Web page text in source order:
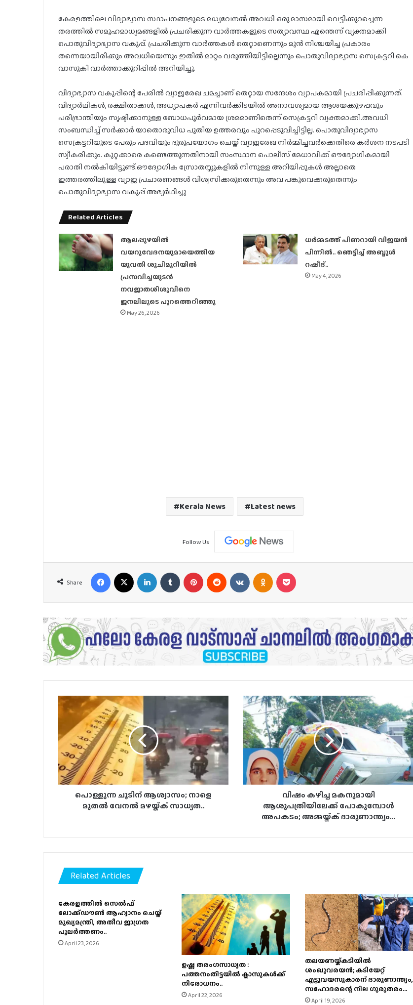
കേരളത്തിലെ വിദ്യാഭ്യാസ സ്ഥാപനങ്ങളുടെ മധ്യവേനല്‍ അവധി ഒരു മാസമായി വെട്ടിക്കുറച്ചെന്ന
തരത്തില്‍ സമൂഹമാധ്യമങ്ങളില്‍ പ്രചരിക്കുന്ന വാര്‍ത്തകളുടെ സത്യാവസ്ഥ എന്തെന്ന് വ്യക്തമാക്കി
പൊതുവിദ്യാഭ്യാസ വകുപ്പ്. പ്രചരിക്കുന്ന വാർത്തകൾ തെറ്റാണെന്നും മുന്‍ നിശ്ചയിച്ച പ്രകാരം
തന്നെയായിരിക്കും അവധിയെന്നും ഇതില്‍ മാറ്റം വരുത്തിയിട്ടില്ലെന്നും പൊതുവിദ്യാഭ്യാസ സെക്രട്ടറി കെ
വാസുകി വാര്‍ത്താക്കുറിപ്പില്‍ അറിയിച്ചു.
വിദ്യാഭ്യാസ വകുപ്പിന്റെ പേരില്‍ വ്യാജരേഖ ചമച്ചാണ് തെറ്റായ സന്ദേശം വ്യാപകമായി പ്രചരിപ്പിക്കുന്നത്.
വിദ്യാര്‍ഥികള്‍, രക്ഷിതാക്കള്‍, അധ്യാപകര്‍ എന്നിവര്‍ക്കിടയില്‍ അനാവശ്യമായ ആശയക്കുഴപ്പവും
പരിഭ്രാന്തിയും സൃഷ്ടിക്കാനുള്ള ബോധപൂര്‍വമായ ശ്രമമാണിതെന്ന് സെക്രട്ടറി വ്യക്തമാക്കി.അവധി
സംബന്ധിച്ച് സര്‍ക്കാര്‍ യാതൊരുവിധ പുതിയ ഉത്തരവും പുറപ്പെടുവിച്ചിട്ടില്ല. പൊതുവിദ്യാഭ്യാസ
സെക്രട്ടറിയുടെ പേരും പദവിയും ദുരുപയോഗം ചെയ്ത് വ്യാജരേഖ നിര്‍മ്മിച്ചവര്‍ക്കെതിരെ കര്‍ശന നടപടി
സ്വീകരിക്കും. കുറ്റക്കാരെ കണ്ടെത്തുന്നതിനായി സംസ്ഥാന പൊലീസ് മേധാവിക്ക് ഔദ്യോഗികമായി
പരാതി നല്‍കിയിട്ടുണ്ട്.ഔദ്യോഗിക സ്രോതസ്സുകളില്‍ നിന്നുള്ള അറിയിപ്പുകള്‍ അല്ലാതെ
ഇത്തരത്തിലുള്ള വ്യാജ പ്രചാരണങ്ങള്‍ വിശ്വസിക്കരുതെന്നും അവ പങ്കുവെക്കരുതെന്നും
പൊതുവിദ്യാഭ്യാസ വകുപ്പ് അഭ്യര്‍ഥിച്ചു
Related Articles
ആലപ്പുഴയിൽ
വയറുവേദനയുമായെത്തിയ
യുവതി ശുചിമുറിയിൽ
പ്രസവിച്ചയുടൻ
നവജാതശിശുവിനെ
ജനലിലൂടെ പുറത്തെറിഞ്ഞു
May 26, 2026
ധര്‍മ്മടത്ത് പിണറായി വിജയന്‍
പിന്നില്‍.. ഞെട്ടിച്ച് അബ്ദുൾ
റഷീദ്..
May 4, 2026
Kerala News Latest news
Follow Us
Share
Facebook LinkedIn Tumblr Pinterest Reddit VKontakte Odnoklassniki
പൊള്ളുന്ന
ചൂടിന്
ആശ്വാസം;
നാളെ
മുതല്‍
വേനല്‍
മഴയ്ക്ക്
സാധ്യത..
പൊള്ളുന്ന ചൂടിന് ആശ്വാസം; നാളെ
മുതല്‍ വേനല്‍ മഴയ്ക്ക് സാധ്യത..
വിഷം
കഴിച്ച
മകനുമായി
ആശുപത്രിയിലേക്ക്
പോകുമ്പോള്‍
അപകടം;
അമ്മയ്ക്ക്
ദാരുണാന്ത്യം...
വിഷം കഴിച്ച മകനുമായി
ആശുപത്രിയിലേക്ക് പോകുമ്പോള്‍
അപകടം; അമ്മയ്ക്ക് ദാരുണാന്ത്യം...
Related Articles
കേരളത്തിൽ സെൽഫ്
ലോക്ക്ഡൗൺ ആഹ്വാനം ചെയ്ത്
മുഖ്യമന്ത്രി, അതീവ ജാഗ്രത
പുലർത്തണം..
April 23, 2026
ഉഷ്ണ തരംഗസാധ്യത :
പത്തനംതിട്ടയില്‍ ക്ലാസുകള്‍ക്ക്
നിരോധനം..
April 22, 2026
തലയണയ്ക്കടിയില്‍
ശംഖുവരയന്‍; കടിയേറ്റ്
എട്ടുവയസുകാരന് ദാരുണാന്ത്യം,
സഹോദരന്റെ നില ഗുരുതരം…
April 19, 2026